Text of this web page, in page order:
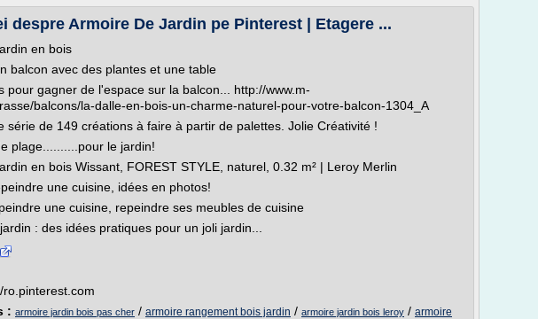
despre Armoire De Jardin pe Pinterest | Etagere ...
en bois
balcon avec des plantes et une table
pour gagner de l'espace sur la balcon... http://www.m-
balcons/la-dalle-en-bois-un-charme-naturel-pour-votre-balcon-1304_A
série de 149 créations à faire à partir de palettes. Jolie Créativité !
plage..........pour le jardin!
en bois Wissant, FOREST STYLE, naturel, 0.32 m² | Leroy Merlin
une cuisine, idées en photos!
une cuisine, repeindre ses meubles de cuisine
: des idées pratiques pour un joli jardin...
ro.pinterest.com
: armoire jardin bois pas cher / armoire rangement bois jardin / armoire jardin bois leroy / armoire